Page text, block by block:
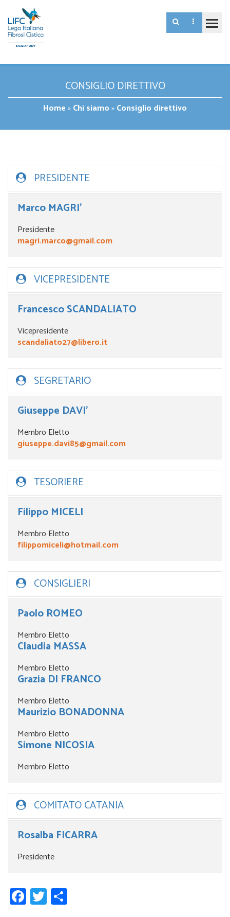
CONSIGLIO DIRETTIVO
Home»Chi siamo»Consiglio direttivo
PRESIDENTE
Marco MAGRI’
Presidente
magri.marco@gmail.com
VICEPRESIDENTE
Francesco SCANDALIATO
Vicepresidente
scandaliato27@libero.it
SEGRETARIO
Giuseppe DAVI’
Membro Eletto
giuseppe.davi85@gmail.com
TESORIERE
Filippo MICELI
Membro Eletto
filippomiceli@hotmail.com
CONSIGLIERI
Paolo ROMEO
Membro Eletto
Claudia MASSA
Membro Eletto
Grazia DI FRANCO
Membro Eletto
Maurizio BONADONNA
Membro Eletto
Simone NICOSIA
Membro Eletto
COMITATO CATANIA
Rosalba FICARRA
Presidente
Facebook
Twitter